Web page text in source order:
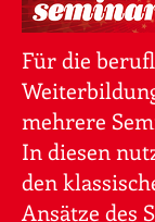
​Für die
mehrere
In diesen
den
Ansätze des